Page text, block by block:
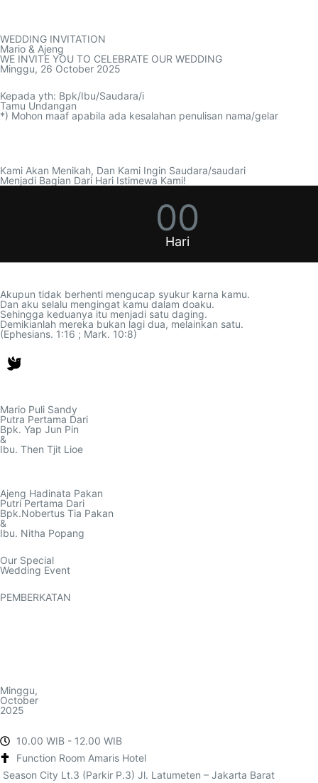
WEDDING INVITATION
Mario & Ajeng
WE INVITE YOU TO CELEBRATE OUR WEDDING
Minggu, 26 October 2025
Kepada yth: Bpk/Ibu/Saudara/i
Tamu Undangan
*) Mohon maaf apabila ada kesalahan penulisan nama/gelar
00
Hari
Akupun tidak berhenti mengucap syukur karna kamu.
Dan aku selalu mengingat kamu dalam doaku.
Sehingga keduanya itu menjadi satu daging.
Demikianlah mereka bukan lagi dua, melainkan satu.
(Ephesians. 1:16 ; Mark. 10:8)
Mario Puli Sandy
Putra Pertama Dari
Bpk. Yap Jun Pin
&
Ibu. Then Tjit Lioe
Ajeng Hadinata Pakan
Putri Pertama Dari
Bpk.Nobertus Tia Pakan
&
Ibu. Nitha Popang
Our Special
Wedding Event
PEMBERKATAN
Minggu,
October
2025
10.00 WIB - 12.00 WIB
Function Room Amaris Hotel
Season City Lt.3 (Parkir P.3) Jl. Latumeten – Jakarta Barat